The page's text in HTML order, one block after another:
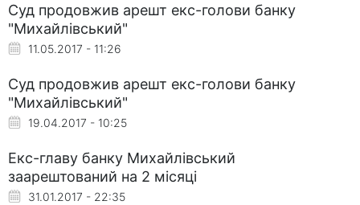
Суд продовжив арешт екс-голови банку
"Михайлівський"
11.05.2017 - 11:26
Суд продовжив арешт екс-голови банку
"Михайлівський"
19.04.2017 - 10:25
Екс-главу банку Михайлівський
заарештований на 2 місяці
31.01.2017 - 22:35